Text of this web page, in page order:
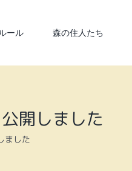
ール 森の住人たち
開しました
ました